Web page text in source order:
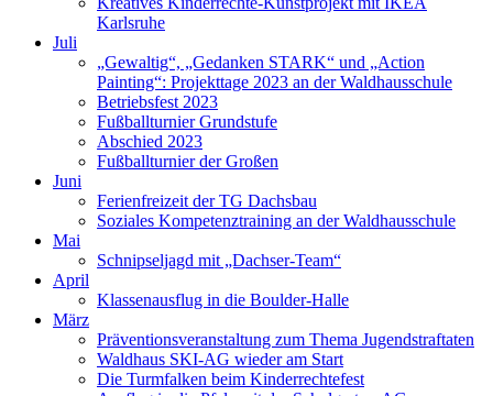
Karlsruhe
Juli
„Gewaltig“, „Gedanken STARK“ und „Action
Painting“: Projekttage 2023 an der Waldhausschule
Betriebsfest 2023
Fußballturnier Grundstufe
Abschied 2023
Fußballturnier der Großen
Juni
Ferienfreizeit der TG Dachsbau
Soziales Kompetenztraining an der Waldhausschule
Mai
Schnipseljagd mit „Dachser-Team“
April
Klassenausflug in die Boulder-Halle
März
Präventionsveranstaltung zum Thema Jugendstraftaten
Waldhaus SKI-AG wieder am Start
Die Turmfalken beim Kinderrechtefest